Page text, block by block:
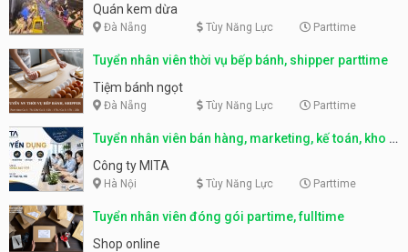
Quán kem dừa
Đà Nẵng Tùy Năng Lực Parttime
Tuyển nhân viên thời vụ bếp bánh, shipper parttime
Tiệm bánh ngọt
Đà Nẵng Tùy Năng Lực Parttime
Tuyển nhân viên bán hàng, marketing, kế toán, kho –
parttime, fulltime
Công ty MITA
Hà Nội Tùy Năng Lực Parttime
Tuyển nhân viên đóng gói partime, fulltime
Shop online